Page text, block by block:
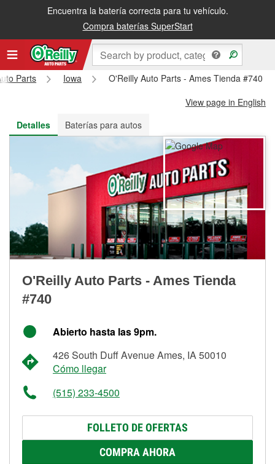
Encuentra la batería correcta para tu vehículo.
Compra baterías SuperStart
Recibe tu orden gratis al día siguiente o recógela en la tienda
Parts Iowa
O'Reilly Auto Parts - Ames Tienda #740
View page in English
Detalles
Baterías para autos
O'Reilly Auto Parts - Ames Tienda
#740
Abierto hasta las 9pm.
426 South Duff Avenue Ames, IA 50010
Cómo llegar
(515) 233-4500
FOLLETO DE OFERTAS
COMPRA AHORA